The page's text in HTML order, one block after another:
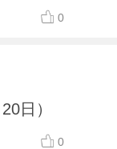
0
日）
0